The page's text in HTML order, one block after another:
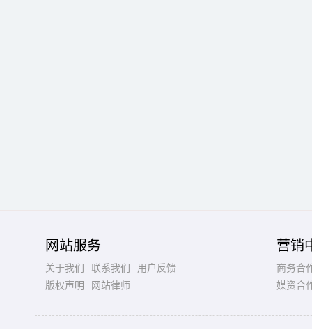
网站服务
关于我们 联系我们
用户反馈
版权声明
网站律师
营销
商务合
媒资合